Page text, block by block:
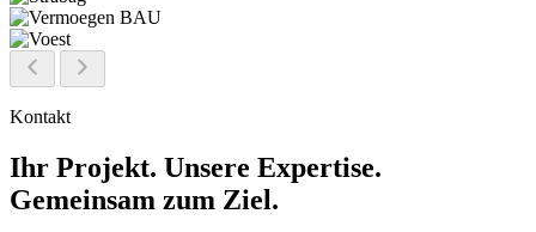
Kontakt
Ihr Projekt. Unsere Expertise.
Gemeinsam zum Ziel.